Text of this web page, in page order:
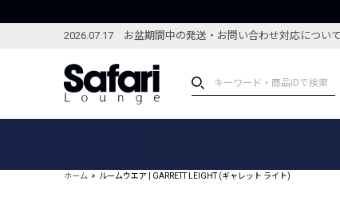
2026.07.17 お盆期間中の発送・お問い合わせ対応について
ブランドから探す
特集記事
ホーム ルームウエア | GARRETT LEIGHT (ギャレット ライト)